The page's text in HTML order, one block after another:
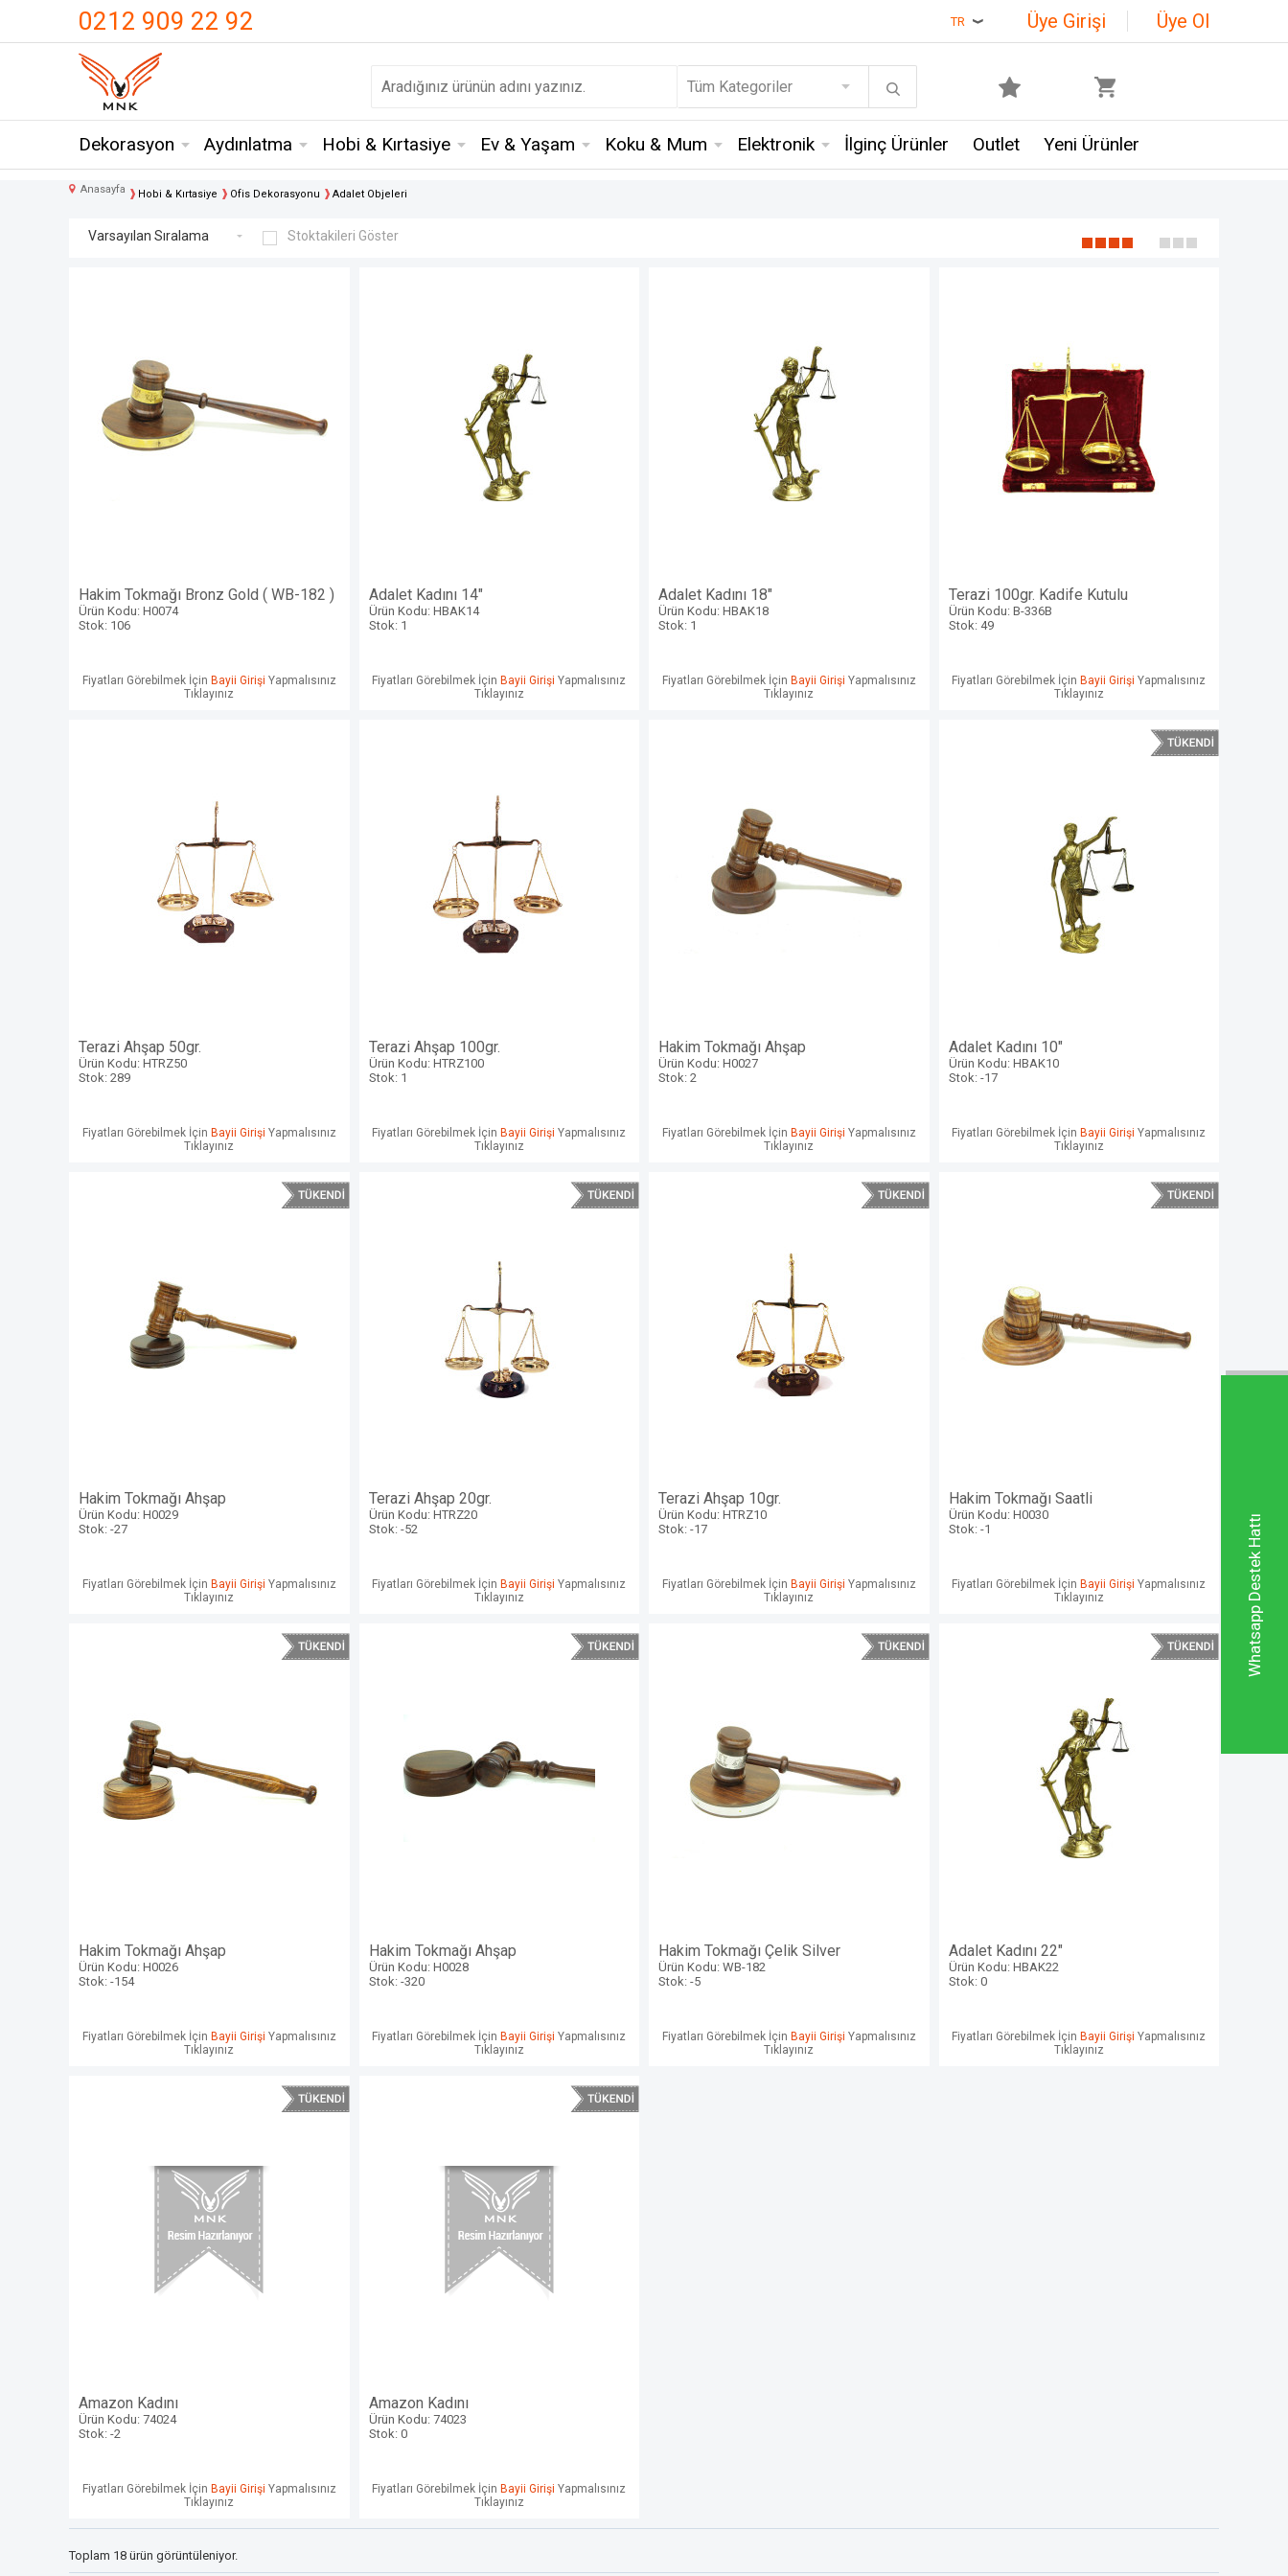
Whatsapp Destek Hattı
0212 909 22 92 TR Üye Girişi Üye Ol
Dekorasyon Aydınlatma Hobi & Kırtasiye Ev & Yaşam Koku & Mum Elektronik İlginç Ürünler Outlet Yeni Ürünler
Anasayfa Hobi & Kırtasiye Ofis Dekorasyonu Adalet Objeleri
Stoktakileri Göster
Hakim Tokmağı Bronz Gold ( WB-182 )
Ürün Kodu: H0074
Stok: 106
Fiyatları Görebilmek İçin Bayii Girişi Yapmalısınız
Tıklayınız
Adalet Kadını 14"
Ürün Kodu: HBAK14
Stok: 1
Fiyatları Görebilmek İçinBayii Girişi Yapmalısınız
Tıklayınız
Adalet Kadını 18"
Ürün Kodu: HBAK18
Stok: 1
Fiyatları Görebilmek İçin Bayii Girişi Yapmalısınız
Tıklayınız
Terazi 100gr. Kadife Kutulu
Ürün Kodu: B-336B
Stok: 49
Fiyatları Görebilmek İçinBayii Girişi Yapmalısınız
Tıklayınız
Terazi Ahşap 50gr.
Ürün Kodu: HTRZ50
Stok: 289
Fiyatları Görebilmek İçin Bayii Girişi Yapmalısınız
Tıklayınız
Terazi Ahşap 100gr.
Ürün Kodu: HTRZ100
Stok: 1
Fiyatları Görebilmek İçinBayii Girişi Yapmalısınız
Tıklayınız
Hakim Tokmağı Ahşap
Ürün Kodu: H0027
Stok: 2
Fiyatları Görebilmek İçin Bayii Girişi Yapmalısınız
Tıklayınız
Adalet Kadını 10"
Ürün Kodu: HBAK10
Stok: -17
Fiyatları Görebilmek İçinBayii Girişi Yapmalısınız
Tıklayınız
Hakim Tokmağı Ahşap
Ürün Kodu: H0029
Stok: -27
Fiyatları Görebilmek İçin Bayii Girişi Yapmalısınız
Tıklayınız
Terazi Ahşap 20gr.
Ürün Kodu: HTRZ20
Stok: -52
Fiyatları Görebilmek İçin Bayii Girişi Yapmalısınız
Tıklayınız
Terazi Ahşap 10gr.
Ürün Kodu: HTRZ10
Stok: -17
Fiyatları Görebilmek İçin Bayii Girişi Yapmalısınız
Tıklayınız
Hakim Tokmağı Saatli
Ürün Kodu: H0030
Stok: -1
Fiyatları Görebilmek İçin Bayii Girişi Yapmalısınız
Tıklayınız
Hakim Tokmağı Ahşap
Ürün Kodu: H0026
Stok: -154
Fiyatları Görebilmek İçin Bayii Girişi Yapmalısınız
Tıklayınız
Hakim Tokmağı Ahşap
Ürün Kodu: H0028
Stok: -320
Fiyatları Görebilmek İçin Bayii Girişi Yapmalısınız
Tıklayınız
Hakim Tokmağı Çelik Silver
Ürün Kodu: WB-182
Stok: -5
Fiyatları Görebilmek İçin Bayii Girişi Yapmalısınız
Tıklayınız
Adalet Kadını 22"
Ürün Kodu: HBAK22
Stok: 0
Fiyatları Görebilmek İçin Bayii Girişi Yapmalısınız
Tıklayınız
Amazon Kadını
Ürün Kodu: 74024
Stok: -2
Fiyatları Görebilmek İçin Bayii Girişi Yapmalısınız
Tıklayınız
Amazon Kadını
Ürün Kodu: 74023
Stok: 0
Fiyatları Görebilmek İçinBayii Girişi Yapmalısınız
Tıklayınız
Toplam 18 ürün görüntüleniyor.